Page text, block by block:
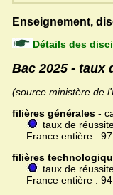
Enseignement,
Détails des
Bac 2025 - taux
(source ministère de
filières générales -
taux de
France entière :
filières
taux de
France entière :